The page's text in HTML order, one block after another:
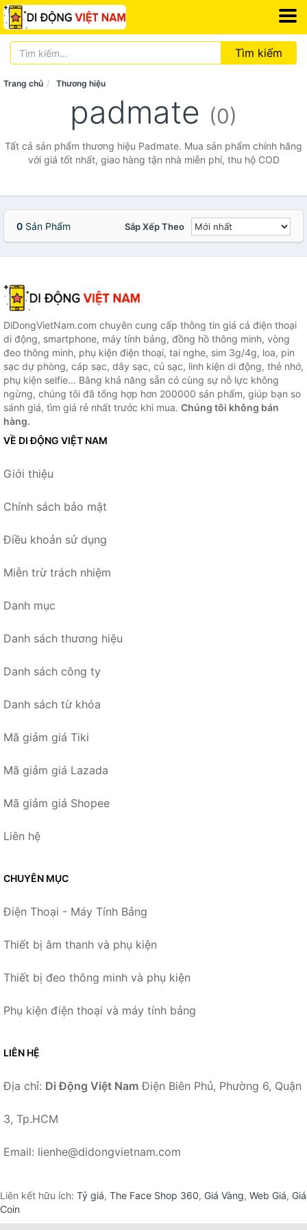
Tìm kiếm
Trang chủ Thương hiệu
padmate (0)
Tất cả sản phẩm thương hiệu Padmate. Mua sản phẩm chính hãng
với giá tốt nhất, giao hàng tận nhà miễn phí, thu hộ COD
0 Sản Phẩm Sắp Xếp Theo
DiDongVietNam.com chuyên cung cấp thông tin giá cả điện thoại
di động, smartphone, máy tính bảng, đồng hồ thông minh, vòng
đeo thông minh, phụ kiện điện thoại, tai nghe, sim 3g/4g, loa, pin
sạc dự phòng, cáp sạc, dây sạc, củ sạc, linh kiện di động, thẻ nhớ,
phụ kiện selfie... Bằng khả năng sẵn có cùng sự nỗ lực không
ngừng, chúng tôi đã tổng hợp hơn 200000 sản phẩm, giúp bạn so
sánh giá, tìm giá rẻ nhất trước khi mua. Chúng tôi không bán
hàng.
VỀ DI ĐỘNG VIỆT NAM
Giới thiệu
Chính sách bảo mật
Điều khoản sử dụng
Miễn trừ trách nhiệm
Danh mục
Danh sách thương hiệu
Danh sách công ty
Danh sách từ khóa
Mã giảm giá Tiki
Mã giảm giá Lazada
Mã giảm giá Shopee
Liên hệ
CHUYÊN MỤC
Điện Thoại - Máy Tính Bảng
Thiết bị âm thanh và phụ kiện
Thiết bị đeo thông minh và phụ kiện
Phụ kiện điện thoại và máy tính bảng
LIÊN HỆ
Địa chỉ: Di Động Việt Nam Điện Biên Phủ, Phường 6, Quận
3, Tp.HCM
Email: lienhe@didongvietnam.com
Liên kết hữu ích: Tỷ giá, The Face Shop 360, Giá Vàng, Web Giá, Giá
Coin